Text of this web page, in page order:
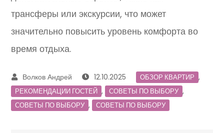
трансферы или экскурсии, что может
значительно повысить уровень комфорта во
время отдыха.
12.10.2025 ОБЗОР КВАРТИР ,
РЕКОМЕНДАЦИИ ГОСТЕЙ , СОВЕТЫ ПО ВЫБОРУ ,
СОВЕТЫ ПО ВЫБОРУ , СОВЕТЫ ПО ВЫБОРУ